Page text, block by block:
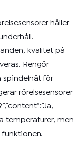
håller
kvalitet på
Rengör
spindelnät för
rörelsesensorer
temperaturer, men
funktionen.